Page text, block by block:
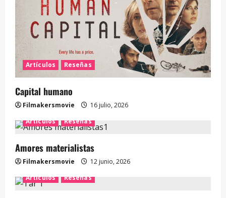
Artículos Reseñas
Capital humano
Filmakersmovie
16 julio, 2026
Artículos
Reseñas
Amores materialistas
Filmakersmovie
12 junio, 2026
Artículos
Reseñas